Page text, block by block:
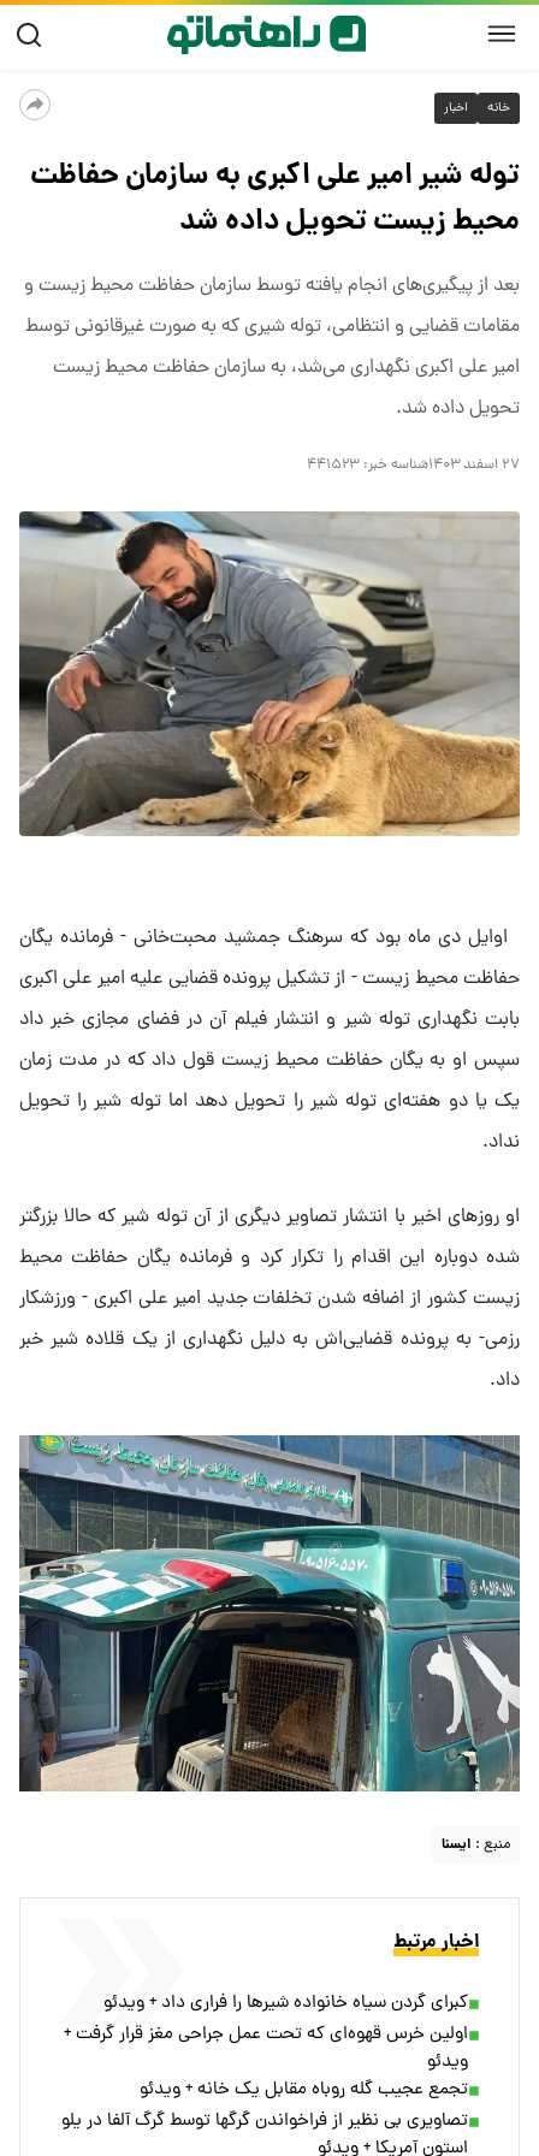
خانه اخبار
توله شیر امیر علی اکبری به سازمان حفاظت
محیط زیست تحویل داده شد
بعد از پیگیری‌های انجام یافته توسط سازمان حفاظت محیط‌ زیست و
مقامات قضایی و انتظامی، توله شیری که به صورت غیرقانونی توسط
امیر علی اکبری نگهداری می‌شد، به سازمان حفاظت محیط زیست
تحویل داده شد.
۲۷ اسفند ۱۴۰۳ شناسه خبر: ۴۴۱۵۲۳
اوایل دی ماه بود که سرهنگ جمشید محبت‌خانی - فرمانده یگان
حفاظت محیط زیست - از تشکیل پرونده قضایی علیه امیر علی اکبری
بابت نگهداری توله شیر و انتشار فیلم آن در فضای مجازی خبر داد
سپس او به یگان حفاظت محیط زیست قول داد که در مدت زمان
یک یا دو هفته‌ای توله شیر را تحویل دهد اما توله شیر را تحویل
نداد.
او روزهای اخیر با انتشار تصاویر دیگری از آن توله شیر که حالا بزرگتر
شده دوباره این اقدام را تکرار کرد و فرمانده یگان حفاظت محیط
زیست کشور از اضافه شدن تخلفات جدید امیر علی اکبری - ورزشکار
رزمی- به پرونده قضایی‌اش به دلیل نگهداری از یک قلاده شیر خبر
داد.
منبع : ايسنا
اخبار مرتبط
کبرای گردن سیاه خانواده شیرها را فراری داد + ویدئو
اولین خرس قهوه‌ای که تحت عمل جراحی مغز قرار گرفت +
ویدئو
تجمع عجیب گله روباه مقابل یک خانه + ویدئو
تصاویری بی نظیر از فراخواندن گرگها توسط گرگ آلفا در یلو
استون آمریکا + ویدئو